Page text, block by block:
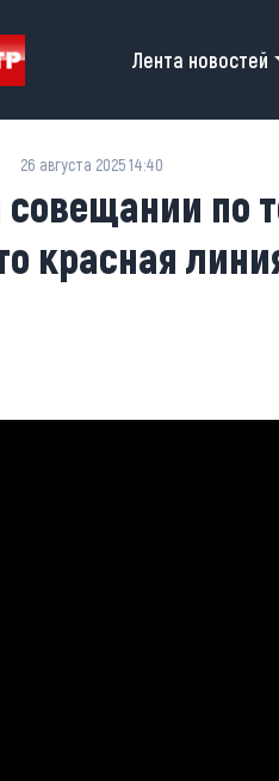
Main navigation
Лента новостей
26 августа 2025 14:40
по
красная